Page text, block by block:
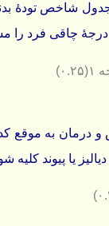
شاخص تودۀ
به موقع
يا پیوند كلیه